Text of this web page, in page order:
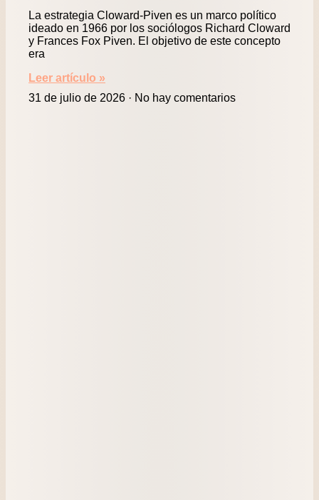
La estrategia Cloward-Piven es un marco político
ideado en 1966 por los sociólogos Richard Cloward
y Frances Fox Piven. El objetivo de este concepto
era
Leer artículo »
31 de julio de 2026
No hay comentarios